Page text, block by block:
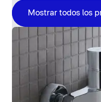
Mostrar todos los